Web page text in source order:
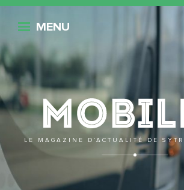
MENU
LE MAGAZINE D’ACTUALITÉ DE